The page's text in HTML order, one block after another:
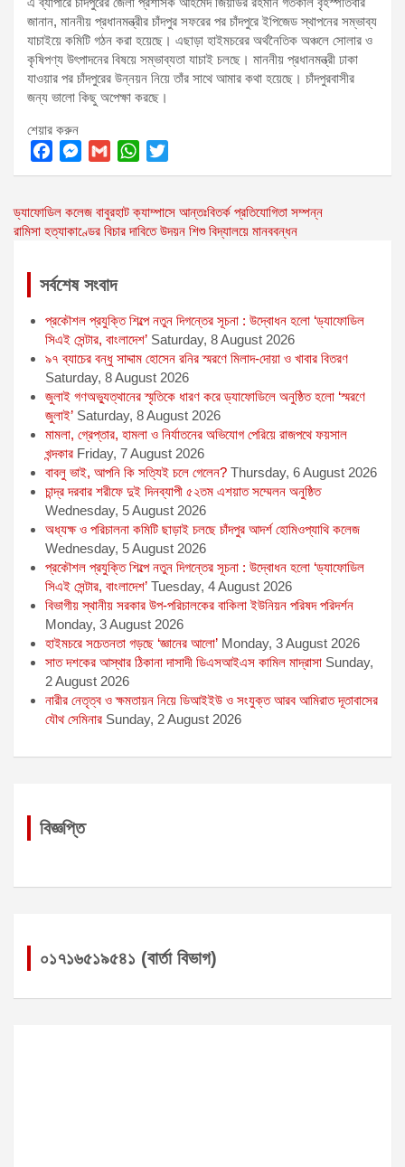
জানান, মাননীয় প্রধানমন্ত্রীর চাঁদপুর সফরের পর চাঁদপুরে ইপিজেড স্থাপনের সম্ভাব্য
যাচাইয়ে কমিটি গঠন করা হয়েছে। এছাড়া হাইমচরের অর্থনৈতিক অঞ্চলে সোলার ও
কৃষিপণ্য উৎপাদনের বিষয়ে সম্ভাব্যতা যাচাই চলছে। মাননীয় প্রধানমন্ত্রী ঢাকা
যাওয়ার পর চাঁদপুরের উন্নয়ন নিয়ে তাঁর সাথে আমার কথা হয়েছে। চাঁদপুরবাসীর
জন্য ভালো কিছু অপেক্ষা করছে।
শেয়ার করুন
F
c
e
k
M
s
s
n
e
r
G
a
i
W
a
t
A
p
T
i
t
Post
navigation
ড্যাফোডিল কলেজ বাবুরহাট ক্যাম্পাসে আন্তঃবিতর্ক প্রতিযোগিতা সম্পন্ন
রামিসা হত্যাকাণ্ডের বিচার দাবিতে উদয়ন শিশু বিদ্যালয়ে মানববন্ধন
সর্বশেষ সংবাদ
প্রকৌশল প্রযুক্তি শিল্পে নতুন দিগন্তের সূচনা : উদ্বোধন হলো ‘ড্যাফোডিল
সিএই সেন্টার, বাংলাদেশ’ Saturday, 8 August 2026
৯৭ ব্যাচের বন্ধু সাদ্দাম হোসেন রনির স্মরণে মিলাদ-দোয়া ও খাবার বিতরণ
Saturday, 8 August 2026
জুলাই গণঅভ্যুত্থানের স্মৃতিকে ধারণ করে ড্যাফোডিলে অনুষ্ঠিত হলো ‘স্মরণে
জুলাই’ Saturday, 8 August 2026
মামলা, গ্রেপ্তার, হামলা ও নির্যাতনের অভিযোগ পেরিয়ে রাজপথে ফয়সাল
খন্দকার Friday, 7 August 2026
বাবলু ভাই, আপনি কি সত্যিই চলে গেলেন? Thursday, 6 August 2026
চান্দ্র দরবার শরীফে দুই দিনব্যাপী ৫২তম এশয়াত সম্মেলন অনুষ্ঠিত
Wednesday, 5 August 2026
অধ্যক্ষ ও পরিচালনা কমিটি ছাড়াই চলছে চাঁদপুর আদর্শ হোমিওপ্যাথি কলেজ
Wednesday, 5 August 2026
প্রকৌশল প্রযুক্তি শিল্পে নতুন দিগন্তের সূচনা : উদ্বোধন হলো ‘ড্যাফোডিল
সিএই সেন্টার, বাংলাদেশ’ Tuesday, 4 August 2026
বিভাগীয় স্থানীয় সরকার উপ-পরিচালকের বাকিলা ইউনিয়ন পরিষদ পরিদর্শন
Monday, 3 August 2026
হাইমচরে সচেতনতা গড়ছে ‘জ্ঞানের আলো’ Monday, 3 August 2026
সাত দশকের আস্থার ঠিকানা দাসাদী ডিএসআইএস কামিল মাদ্রাসা Sunday,
2 August 2026
নারীর নেতৃত্ব ও ক্ষমতায়ন নিয়ে ডিআইইউ ও সংযুক্ত আরব আমিরাত দূতাবাসের
যৌথ সেমিনার Sunday, 2 August 2026
বিজ্ঞপ্তি
০১৭১৬৫১৯৫৪১ (বার্তা বিভাগ)